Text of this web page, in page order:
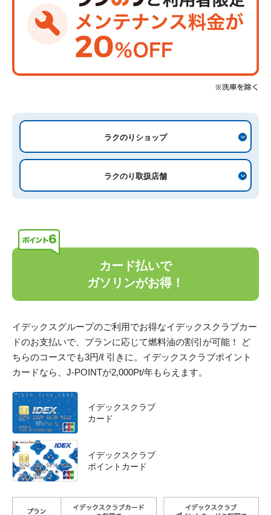
ラクのりショップ
ラクのり取扱店舗
カード払いで
ガソリンがお得！
イデックスグループのご利用でお得なイデックスクラブカー
ドのお支払いで、プランに応じて燃料油の割引が可能！ ど
ちらのコースでも3円/ℓ 引きに。イデックスクラブポイント
カードなら、J-POINTが2,000Pt/年もらえます。
イデックスクラブ
カード
イデックスクラブ
ポイントカード